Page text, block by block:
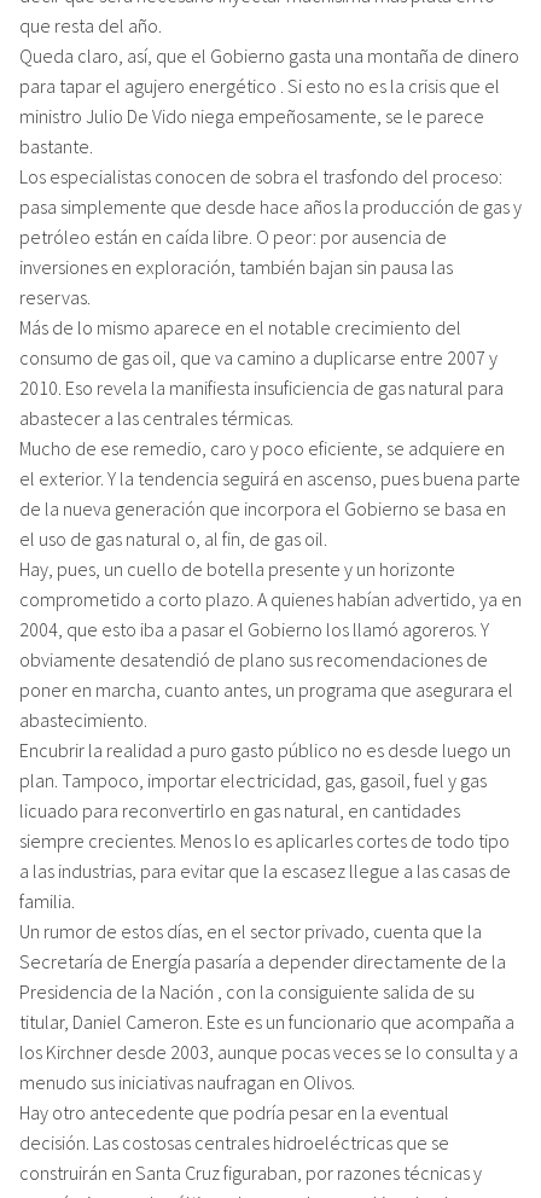
que resta del año.
Queda claro, así, que el Gobierno gasta una montaña de dinero
para tapar el agujero energético . Si esto no es la crisis que el
ministro Julio De Vido niega empeñosamente, se le parece
bastante.
Los especialistas conocen de sobra el trasfondo del proceso:
pasa simplemente que desde hace años la producción de gas y
petróleo están en caída libre. O peor: por ausencia de
inversiones en exploración, también bajan sin pausa las
reservas.
Más de lo mismo aparece en el notable crecimiento del
consumo de gas oil, que va camino a duplicarse entre 2007 y
2010. Eso revela la manifiesta insuficiencia de gas natural para
abastecer a las centrales térmicas.
Mucho de ese remedio, caro y poco eficiente, se adquiere en
el exterior. Y la tendencia seguirá en ascenso, pues buena parte
de la nueva generación que incorpora el Gobierno se basa en
el uso de gas natural o, al fin, de gas oil.
Hay, pues, un cuello de botella presente y un horizonte
comprometido a corto plazo. A quienes habían advertido, ya en
2004, que esto iba a pasar el Gobierno los llamó agoreros. Y
obviamente desatendió de plano sus recomendaciones de
poner en marcha, cuanto antes, un programa que asegurara el
abastecimiento.
Encubrir la realidad a puro gasto público no es desde luego un
plan. Tampoco, importar electricidad, gas, gasoil, fuel y gas
licuado para reconvertirlo en gas natural, en cantidades
siempre crecientes. Menos lo es aplicarles cortes de todo tipo
a las industrias, para evitar que la escasez llegue a las casas de
familia.
Un rumor de estos días, en el sector privado, cuenta que la
Secretaría de Energía pasaría a depender directamente de la
Presidencia de la Nación , con la consiguiente salida de su
titular, Daniel Cameron. Este es un funcionario que acompaña a
los Kirchner desde 2003, aunque pocas veces se lo consulta y a
menudo sus iniciativas naufragan en Olivos.
Hay otro antecedente que podría pesar en la eventual
decisión. Las costosas centrales hidroeléctricas que se
construirán en Santa Cruz figuraban, por razones técnicas y